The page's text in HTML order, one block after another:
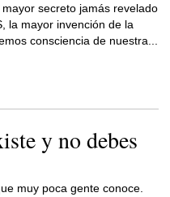
mayor secreto jamás revelado
la mayor invención de la
consciencia de nuestra...
y no debes
muy poca gente conoce.